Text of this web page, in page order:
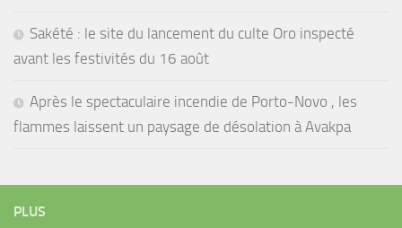
Sakété : le site du lancement du culte Oro inspecté
avant les festivités du 16 août
Après le spectaculaire incendie de Porto-Novo , les
flammes laissent un paysage de désolation à Avakpa
PLUS